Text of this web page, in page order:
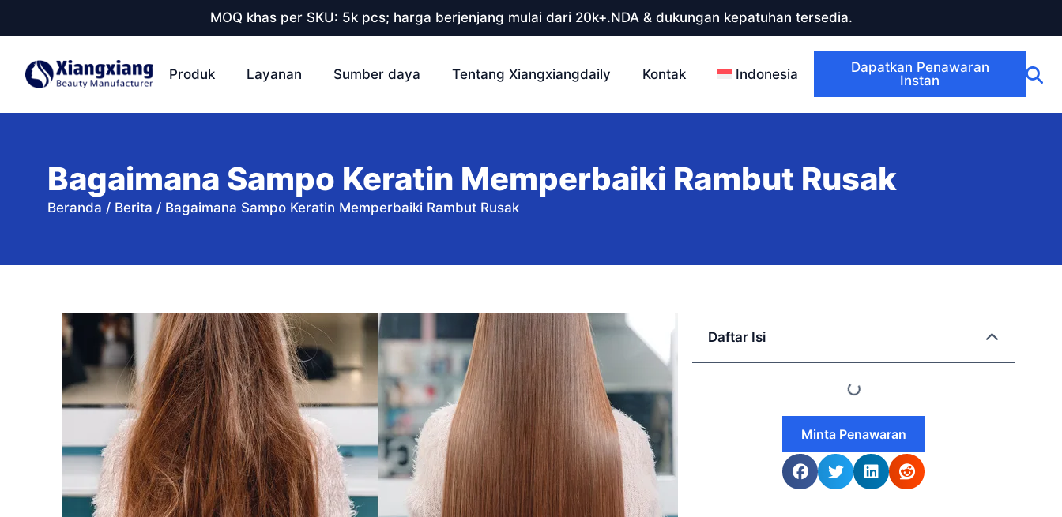
MOQ khas per SKU: 5k pcs; harga berjenjang mulai dari 20k+.NDA & dukungan kepatuhan tersedia.
Produk Layanan Sumber daya Tentang Xiangxiangdaily Kontak Indonesia
Dapatkan Penawaran
Instan
Bagaimana Sampo Keratin Memperbaiki Rambut Rusak
Beranda / Berita / Bagaimana Sampo Keratin Memperbaiki Rambut Rusak
Daftar Isi
Minta Penawaran